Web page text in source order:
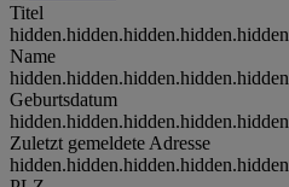
Titel
hidden.hidden.hidden.hidden.hidden
Name
hidden.hidden.hidden.hidden.hidden
Geburtsdatum
hidden.hidden.hidden.hidden.hidden
Zuletzt gemeldete Adresse
hidden.hidden.hidden.hidden.hidden